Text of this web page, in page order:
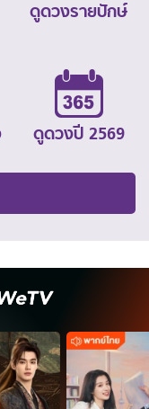
ดูดวงรายปักษ์
ดูดวงปี 2569